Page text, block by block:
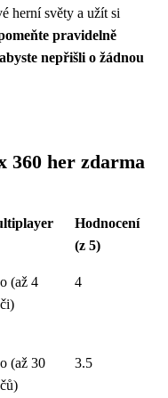
herní světy a užít si
pravidelně
nepřišli o žádnou
360 her zdarma
Hodnocení
(z 5)
(až 4
4
(až 30
3.5